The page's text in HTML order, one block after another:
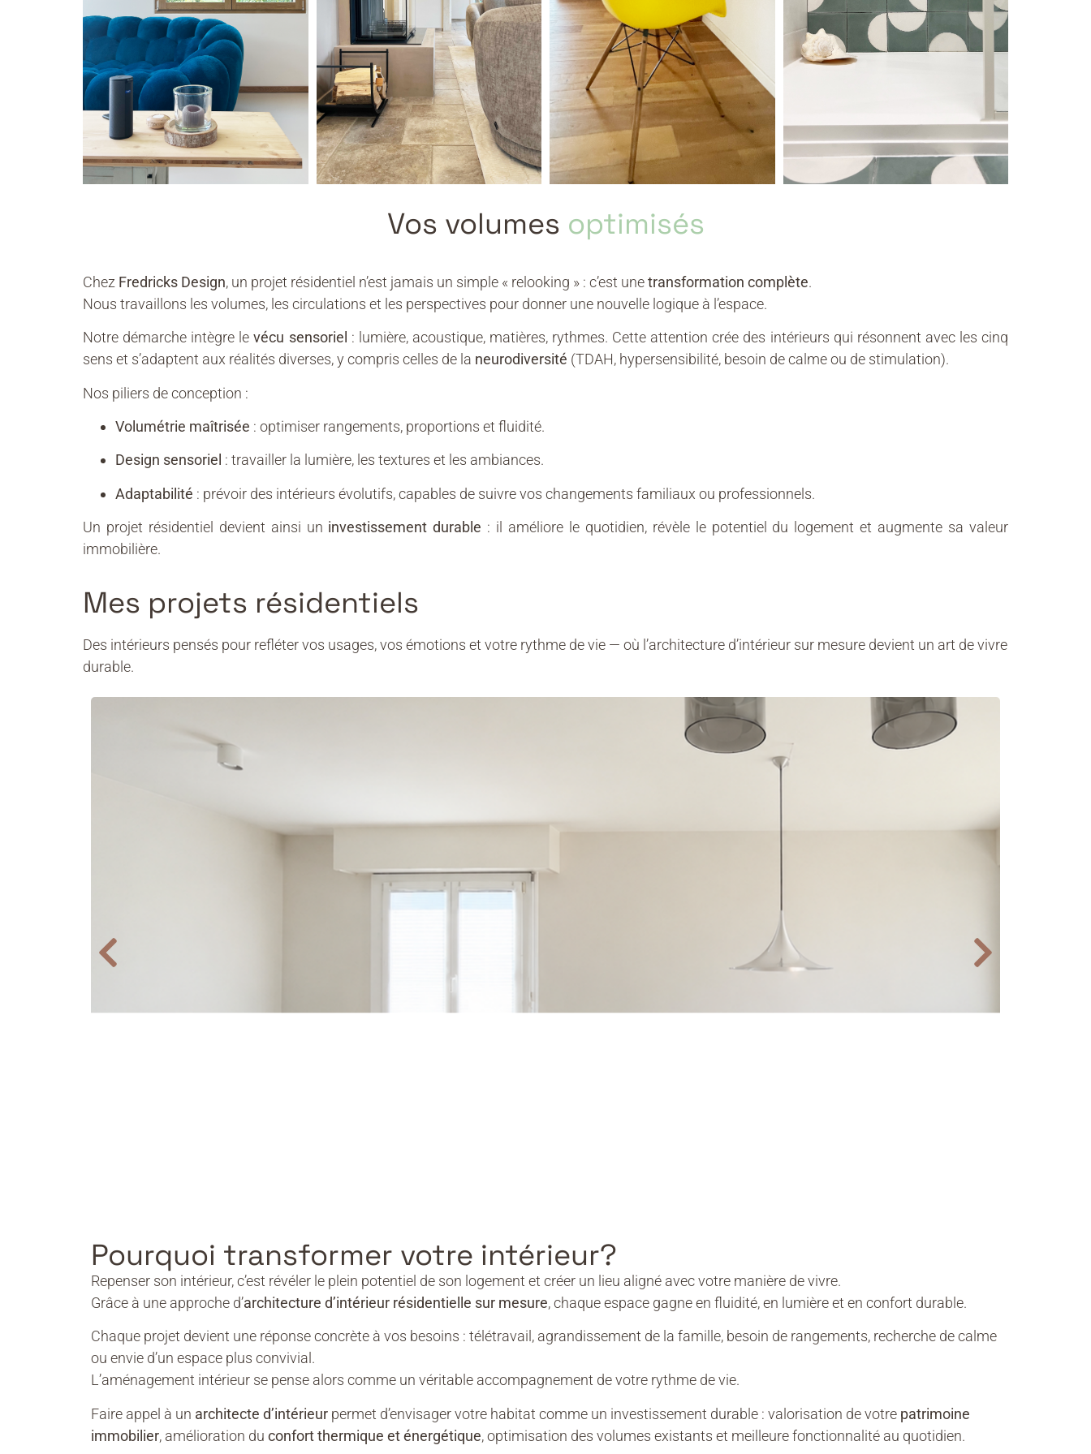
Vos volumes optimisés
Chez Fredricks Design, un projet résidentiel n’est jamais un simple « relooking » : c’est unetransformation complète.
Nous travaillons les volumes, les circulations et les perspectives pour donner une nouvelle logique à l’espace.
Notre démarche intègre levécu sensoriel : lumière, acoustique, matières, rythmes. Cette attention crée des intérieurs qui résonnent avec les cinq
sens et s’adaptent aux réalités diverses, y compris celles de la neurodiversité (TDAH, hypersensibilité, besoin de calme ou de stimulation).
Nos piliers de conception :
Volumétrie maîtrisée : optimiser rangements, proportions et fluidité.
Design sensoriel : travailler la lumière, les textures et les ambiances.
Adaptabilité : prévoir des intérieurs évolutifs, capables de suivre vos changements familiaux ou professionnels.
Un projet résidentiel devient ainsi un investissement durable : il améliore le quotidien, révèle le potentiel du logement et augmente sa valeur
immobilière.
Mes projets résidentiels
Des intérieurs pensés pour refléter vos usages, vos émotions et votre rythme de vie — où l’architecture d’intérieur sur mesure devient un art de vivre
durable.
Pourquoi transformer votre intérieur?
Repenser son intérieur, c’est révéler le plein potentiel de son logement et créer un lieu aligné avec votre manière de vivre.
Grâce à une approche d’architecture d’intérieur résidentielle sur mesure, chaque espace gagne en fluidité, en lumière et en confort durable.
Chaque projet devient une réponse concrète à vos besoins : télétravail, agrandissement de la famille, besoin de rangements, recherche de calme
ou envie d’un espace plus convivial.
L’aménagement intérieur se pense alors comme un véritable accompagnement de votre rythme de vie.
Faire appel à un architecte d’intérieur permet d’envisager votre habitat comme un investissement durable : valorisation de votre patrimoine
immobilier, amélioration du confort thermique et énergétique, optimisation des volumes existants et meilleure fonctionnalité au quotidien.